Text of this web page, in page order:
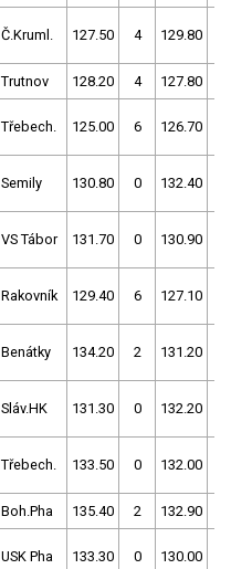
Č.Kruml. 127.50 4 129.80
Trutnov 128.20 4 127.80
Třebech. 125.00 6 126.70
Semily 130.80 0 132.40
VS Tábor 131.70 0 130.90
Rakovník 129.40 6 127.10
Benátky 134.20 2 131.20
Sláv.HK 131.30 0 132.20
Třebech. 133.50 0 132.00
Boh.Pha 135.40 2 132.90
USK Pha 133.30 0 130.00